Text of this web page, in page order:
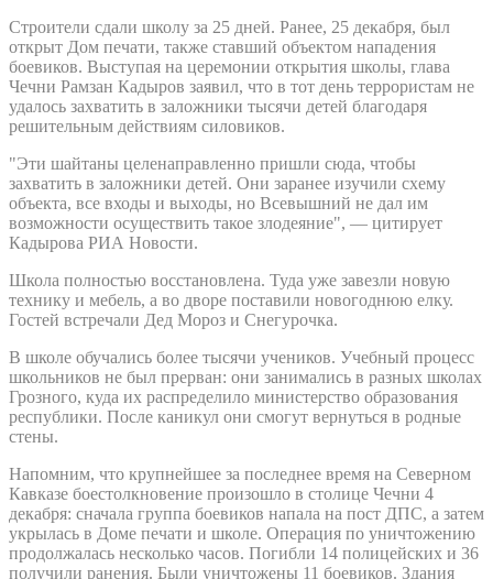
Строители сдали школу за 25 дней. Ранее, 25 декабря, был
открыт Дом печати, также ставший объектом нападения
боевиков. Выступая на церемонии открытия школы, глава
Чечни Рамзан Кадыров заявил, что в тот день террористам не
удалось захватить в заложники тысячи детей благодаря
решительным действиям силовиков.
"Эти шайтаны целенаправленно пришли сюда, чтобы
захватить в заложники детей. Они заранее изучили схему
объекта, все входы и выходы, но Всевышний не дал им
возможности осуществить такое злодеяние", — цитирует
Кадырова РИА Новости.
Школа полностью восстановлена. Туда уже завезли новую
технику и мебель, а во дворе поставили новогоднюю елку.
Гостей встречали Дед Мороз и Снегурочка.
В школе обучались более тысячи учеников. Учебный процесс
школьников не был прерван: они занимались в разных школах
Грозного, куда их распределило министерство образования
республики. После каникул они смогут вернуться в родные
стены.
Напомним, что крупнейшее за последнее время на Северном
Кавказе боестолкновение произошло в столице Чечни 4
декабря: сначала группа боевиков напала на пост ДПС, а затем
укрылась в Доме печати и школе. Операция по уничтожению
продолжалась несколько часов. Погибли 14 полицейских и 36
получили ранения. Были уничтожены 11 боевиков. Здания